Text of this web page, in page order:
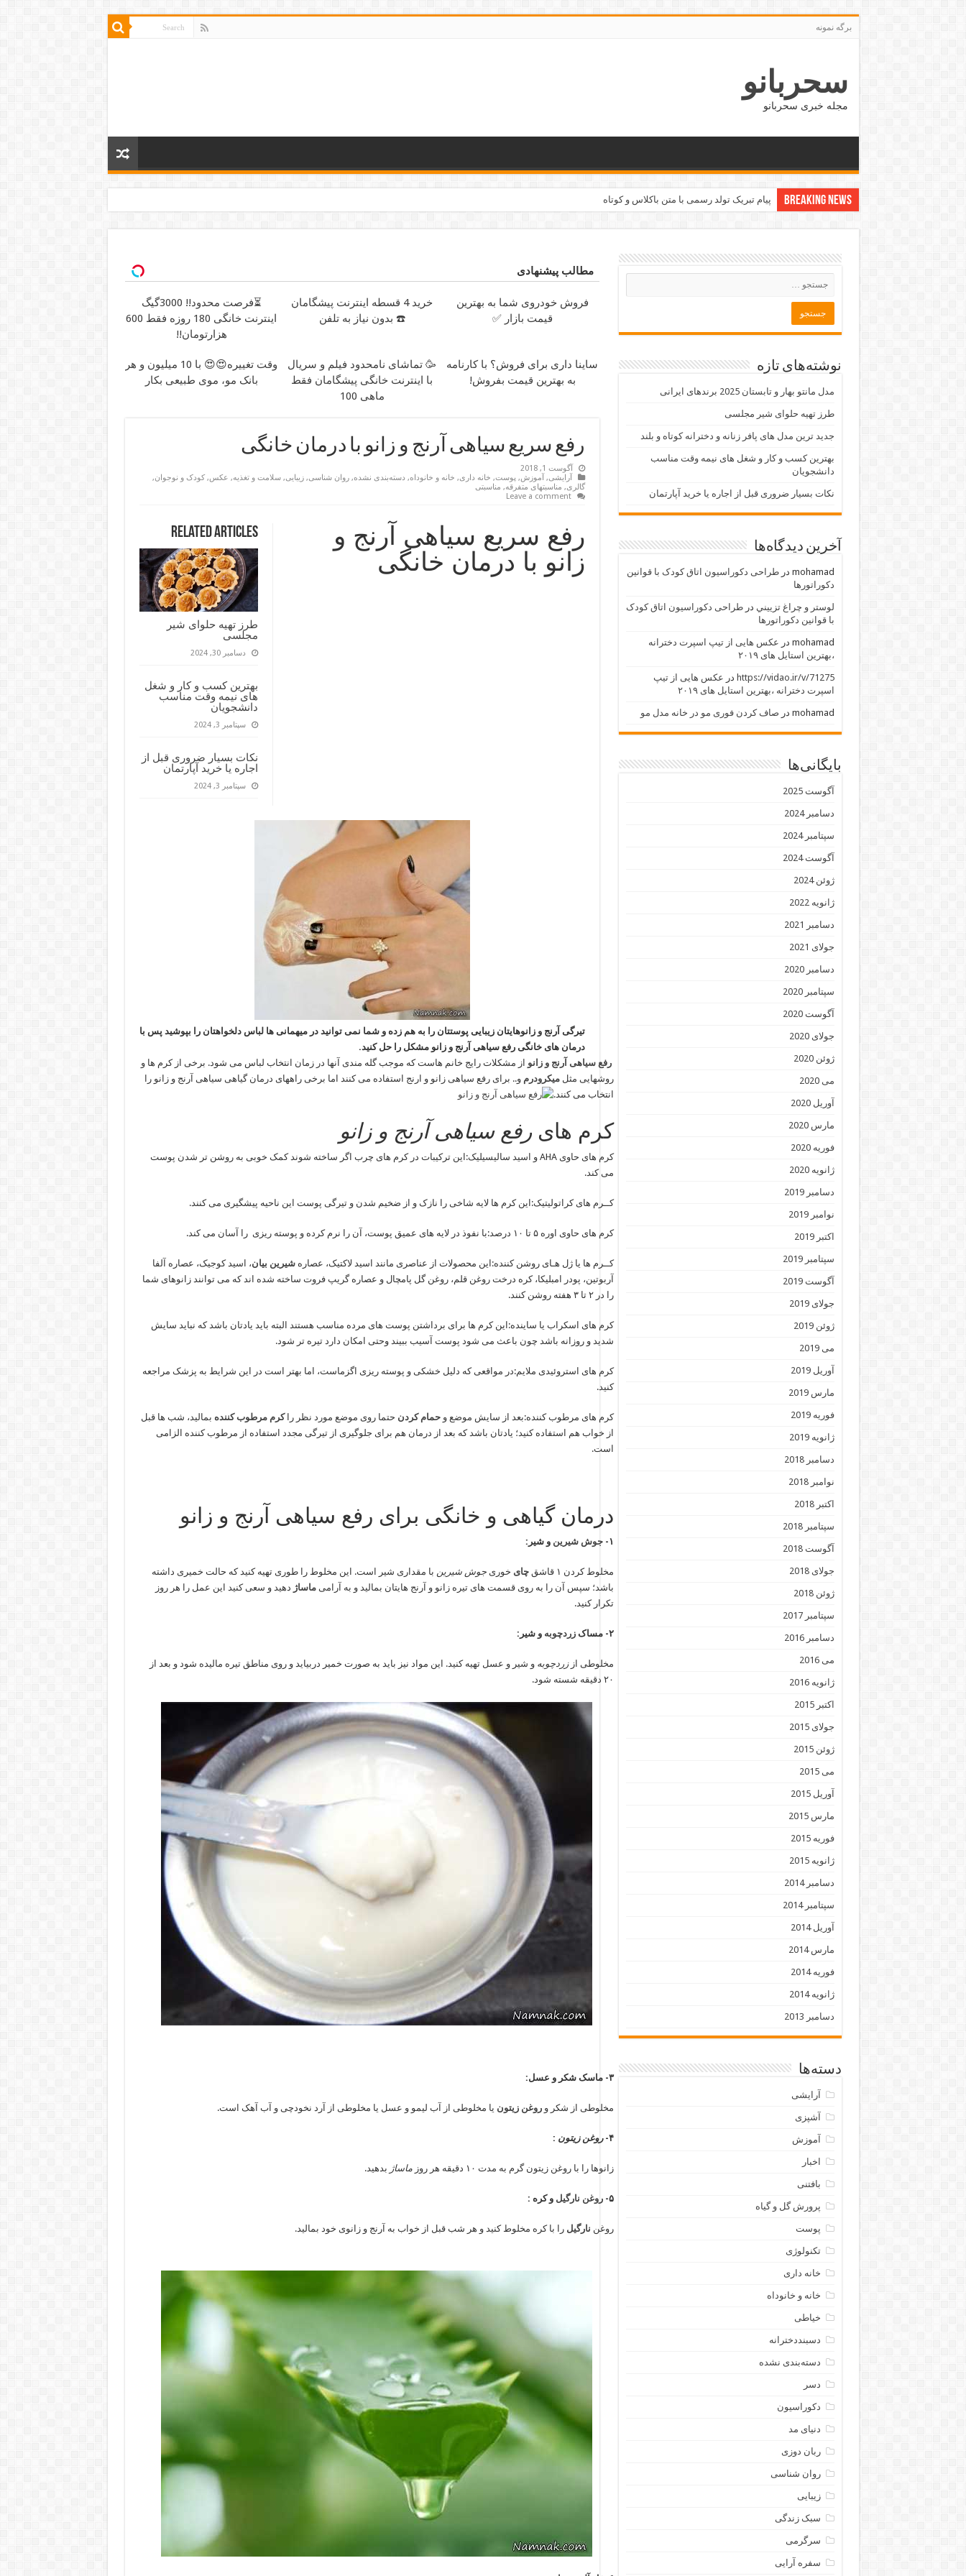
برگه نمونه
سحربانو
مجله خبری سحربانو
Breaking News طرز تهیه پیتزا مخلوط خانگی و خوشمزه
مطالب پیشنهادی
فروش خودروی شما به بهترین
قیمت بازار ✅
خرید 4 قسطه اینترنت پیشگامان
☎️ بدون نیاز به تلفن
⏳فرصت محدود!! 3000گیگ
اینترنت خانگی 180 روزه فقط 600
هزارتومان!!
ساینا داری برای فروش؟ با کارنامه
به بهترین قیمت بفروش!
🥳 تماشای نامحدود فیلم و سریال
با اینترنت خانگی پیشگامان فقط
ماهی 100
وقت تغییره😍😍 با 10 میلیون و هر
بانک مو، موی طبیعی بکار
رفع سریع سیاهی آرنج و زانو با درمان خانگی
آگوست 1, 2018
آرایشی,آموزش, پوست, خانه داری, خانه و خانوداه, دسته‌بندی نشده,روان شناسی,زیبایی,سلامت و تغذیه, عکس,کودک و نوجوان,
گالری, مناسبتهای متفرقه, مناسبتی
Leave a comment
Related Articles
طرز تهیه حلوای شیر
مجلسی
دسامبر 30, 2024
بهترین کسب و کار و شغل
های نیمه وقت مناسب
دانشجویان
سپتامبر 3, 2024
نکات بسیار ضروری قبل از
اجاره یا خرید آپارتمان
سپتامبر 3, 2024
رفع سریع سیاهی آرنج و
زانو با درمان خانگی
تیرگی آرنج و زانوهایتان زیبایی پوستتان را به هم زده و شما نمی توانید در میهمانی ها لباس دلخواهتان را بپوشید پس با
درمان های خانگی رفع سیاهی آرنج و زانو مشکل را حل کنید.
رفع سیاهی آرنج و زانو از مشکلات رایج خانم هاست که موجب گله مندی آنها در زمان انتخاب لباس می شود. برخی از کرم ها و
روشهایی مثلمیکرودرم و.. برای رفع سیاهی زانو و ارنج استفاده می کنند اما برخی راههای درمان گیاهی سیاهی آرنج و زانو را
انتخاب می کنند.
کرم هایرفع سیاهی آرنج و زانو
کرم های حاوی AHA و اسید سالیسیلیک:این ترکیبات در کرم های چرب اگر ساخته شوند کمک خوبی به روشن تر شدن پوست
می کند.
کــرم های کراتولیتیک:این کرم ها لایه شاخی را نازک و از ضخیم شدن و تیرگی پوست این ناحیه پیشگیری می کنند.
کرم های حاوی اوره ۵ تا ۱۰ درصد:با نفوذ در لایه های عمیق پوست، آن را نرم کرده و پوسته ریزی را آسان می کند.
کــرم ها یا ژل هـای روشن کننده:این محصولات از عناصری مانند اسید لاکتیک، عصارهشیرین بیان، اسید کوجیک، عصاره آلفا
آربوتین، پودر امبلیکا، کره درخت روغن قلم، روغن گل پامچال و عصاره گریپ فروت ساخته شده اند که می توانند زانوهای شما
را در ۲ تا ۳ هفته روشن کنند.
کرم های اسکراب یا ساینده:این کرم ها برای برداشتن پوست های مرده مناسب هستند البته باید یادتان باشد که نباید سایش
شدید و روزانه باشد چون باعث می شود پوست آسیب ببیند وحتی امکان دارد تیره تر شود.
کرم های استروئیدی ملایم:در مواقعی که دلیل خشکی و پوسته ریزی اگزماست، اما بهتر است در این شرایط به پزشک مراجعه
کنید.
کرم های مرطوب کننده:بعد از سایش موضع وحمام کردن حتما روی موضع مورد نظر راکرم مرطوب کننده بمالید، شب ها قبل
از خواب هم استفاده کنید؛ یادتان باشد که بعد از درمان هم برای جلوگیری از تیرگی مجدد استفاده از مرطوب کننده الزامی
است.
درمان گیاهی و خانگی برای رفع سیاهی آرنج و زانو
۱- جوش شیرین و شیر:
مخلوط کردن ۱ قاشق چای خوریجوش شیرین با مقداری شیر است. این مخلوط را طوری تهیه کنید که حالت خمیری داشته
باشد؛ سپس آن را به روی قسمت های تیره زانو و آرنج هایتان بمالید و به آرامیماساژ دهید و سعی کنید این عمل را هر روز
تکرار کنید.
۲- مساک زردچوبه و شیر:
مخلوطی اززردچوبه و شیر و عسل تهیه کنید. این مواد نیز باید به صورت خمیر دربیاید و روی مناطق تیره مالیده شود و بعد از
۲۰ دقیقه شسته شود.
۳- ماسک شکر و عسل:
مخلوطی از شکر وروغن زیتون یا مخلوطی از آب لیمو و عسل یا مخلوطی از آرد نخودچی و آب آهک است.
۴- روغن زیتون :
زانوها را با روغن زیتون گرم به مدت ۱۰ دقیقه هر روز ماساژ بدهید.
۵- روغن نارگیل و کره :
روغن نارگیل را با کره مخلوط کنید و هر شب قبل از خواب به آرنج و زانوی خود بمالید.
نوشته‌های تازه
مدل مانتو بهار و تابستان 2025 برندهای ایرانی
طرز تهیه حلوای شیر مجلسی
جدید ترین مدل های پافر زنانه و دخترانه کوتاه و بلند
بهترین کسب و کار و شغل های نیمه وقت مناسب
دانشجویان
نکات بسیار ضروری قبل از اجاره یا خرید آپارتمان
آخرین دیدگاه‌ها
mohamad درطراحی دکوراسیون اتاق کودک با قوانین
دکوراتورها
لوستر و چراغ تزييني درطراحی دکوراسیون اتاق کودک
با قوانین دکوراتورها
mohamad در عکس هایی از تیپ اسپرت دخترانه
،بهترین استایل های ۲۰۱۹
https://vidao.ir/v/71275 در عکس هایی از تیپ
اسپرت دخترانه ،بهترین استایل های ۲۰۱۹
mohamad در صاف کردن فوری مو در خانه مدل مو
بایگانی‌ها
آگوست 2025
دسامبر 2024
سپتامبر 2024
آگوست 2024
ژوئن 2024
ژانویه 2022
دسامبر 2021
جولای 2021
دسامبر 2020
سپتامبر 2020
آگوست 2020
جولای 2020
ژوئن 2020
می 2020
آوریل 2020
مارس 2020
فوریه 2020
ژانویه 2020
دسامبر 2019
نوامبر 2019
اکتبر 2019
سپتامبر 2019
آگوست 2019
جولای 2019
ژوئن 2019
می 2019
آوریل 2019
مارس 2019
فوریه 2019
ژانویه 2019
دسامبر 2018
نوامبر 2018
اکتبر 2018
سپتامبر 2018
آگوست 2018
جولای 2018
ژوئن 2018
سپتامبر 2017
دسامبر 2016
می 2016
ژانویه 2016
اکتبر 2015
جولای 2015
ژوئن 2015
می 2015
آوریل 2015
مارس 2015
فوریه 2015
ژانویه 2015
دسامبر 2014
سپتامبر 2014
آوریل 2014
مارس 2014
فوریه 2014
ژانویه 2014
دسامبر 2013
دسته‌ها
آرایشی
آشپزی
آموزش
اخبار
بافتنی
پرورش گل و گیاه
پوست
تکنولوژی
خانه داری
خانه و خانوداه
خیاطی
دسبنددخترانه
دسته‌بندی نشده
دسر
دکوراسیون
دنیای مد
ربان دوزی
روان شناسی
زیبایی
سبک زندگی
سرگرمی
سفره آرایی